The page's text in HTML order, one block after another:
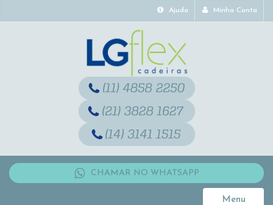
Ajuda Minha Conta
CHAMAR NO WHATSAPP
Menu